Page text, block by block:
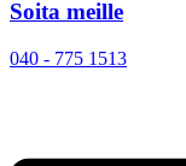
Soita meille
040 - 775 1513